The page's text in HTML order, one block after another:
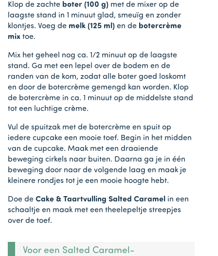
Klop de zachte boter (100 g) met de mixer op de
laagste stand in 1 minuut glad, smeuïg en zonder
klontjes. Voeg de melk (125 ml) en de botercrème
mix toe.
Mix het geheel nog ca. 1/2 minuut op de laagste
stand. Ga met een lepel over de bodem en de
randen van de kom, zodat alle boter goed loskomt
en door de botercrème gemengd kan worden. Klop
de botercrème in ca. 1 minuut op de middelste stand
tot een luchtige crème.
Vul de spuitzak met de botercrème en spuit op
iedere cupcake een mooie toef. Begin in het midden
van de cupcake. Maak met een draaiende
beweging cirkels naar buiten. Daarna ga je in één
beweging door naar de volgende laag en maak je
kleinere rondjes tot je een mooie hoogte hebt.
Doe de Cake & Taartvulling Salted Caramel in een
schaaltje en maak met een theelepeltje streepjes
over de toef.
Voor een Salted Caramel-